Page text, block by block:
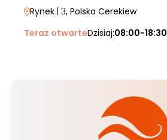
Rynek | 3, Polska Cerekiew
Teraz otwarteDzisiaj:08:00-18:30